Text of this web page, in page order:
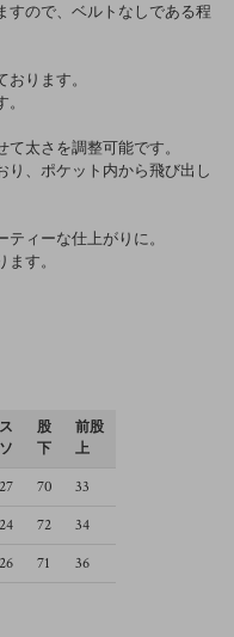
すので、ベルトなしである程
ります。
太さを調整可能です。
り、ポケット内から飛び出し
ィーな仕上がりに。
す。
ス
ソ
股
下
前股
上
27 70
33
24 72
34
26 71 36